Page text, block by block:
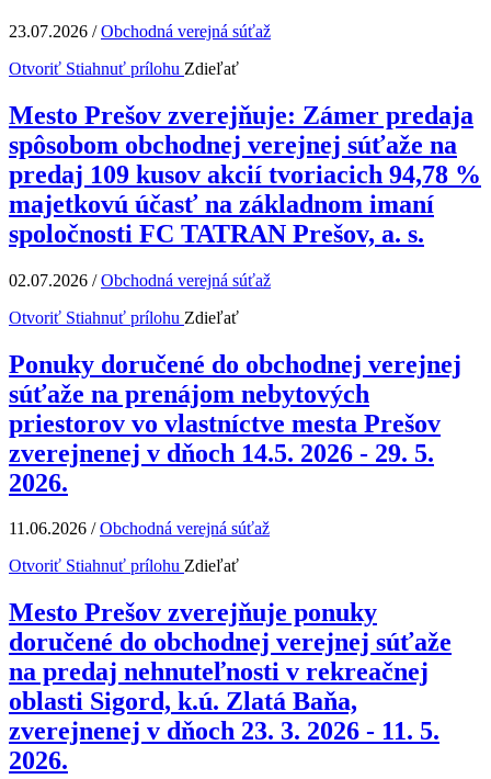
23.07.2026 /Obchodná verejná súťaž
Otvoriť Stiahnuť prílohu Zdieľať
Mesto Prešov zverejňuje: Zámer predaja
spôsobom obchodnej verejnej súťaže na
predaj 109 kusov akcií tvoriacich 94,78 %
majetkovú účasť na základnom imaní
spoločnosti FC TATRAN Prešov, a. s.
02.07.2026 /Obchodná verejná súťaž
Otvoriť Stiahnuť prílohu Zdieľať
Ponuky doručené do obchodnej verejnej
súťaže na prenájom nebytových
priestorov vo vlastníctve mesta Prešov
zverejnenej v dňoch 14.5. 2026 - 29. 5.
2026.
11.06.2026 /Obchodná verejná súťaž
Otvoriť Stiahnuť prílohu Zdieľať
Mesto Prešov zverejňuje ponuky
doručené do obchodnej verejnej súťaže
na predaj nehnuteľnosti v rekreačnej
oblasti Sigord, k.ú. Zlatá Baňa,
zverejnenej v dňoch 23. 3. 2026 - 11. 5.
2026.